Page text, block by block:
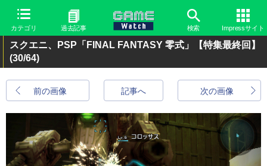
カテゴリ 過去記事 検索 Impressサイト
スクエニ、PSP「FINAL FANTASY 零式」【特集最終回】
(30/64)
前の画像 次の画像
記事へ